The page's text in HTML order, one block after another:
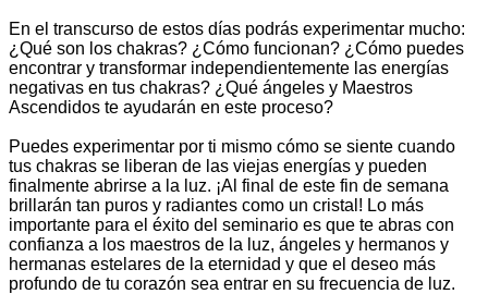
En el transcurso de estos días podrás experimentar mucho:
¿Qué son los chakras? ¿Cómo funcionan? ¿Cómo puedes
encontrar y transformar independientemente las energías
negativas en tus chakras? ¿Qué ángeles y Maestros
Ascendidos te ayudarán en este proceso?
Puedes experimentar por ti mismo cómo se siente cuando
tus chakras se liberan de las viejas energías y pueden
finalmente abrirse a la luz. ¡Al final de este fin de semana
brillarán tan puros y radiantes como un cristal! Lo más
importante para el éxito del seminario es que te abras con
confianza a los maestros de la luz, ángeles y hermanos y
hermanas estelares de la eternidad y que el deseo más
profundo de tu corazón sea entrar en su frecuencia de luz.